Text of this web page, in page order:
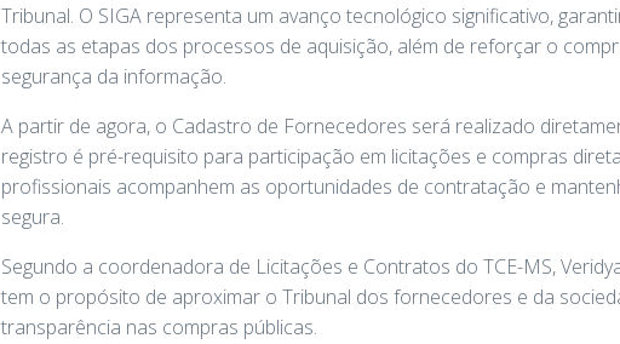
Tribunal. O SIGA representa um avanço tecnológico significativo,
todas as etapas dos processos de aquisição, além de reforçar o
segurança da informação.
A partir de agora, o Cadastro de Fornecedores será realizado
registro é pré-requisito para participação em licitações e compras
profissionais acompanhem as oportunidades de contratação e
segura.
Segundo a coordenadora de Licitações e Contratos do TCE-MS,
tem o propósito de aproximar o Tribunal dos fornecedores e da
transparência nas compras públicas.